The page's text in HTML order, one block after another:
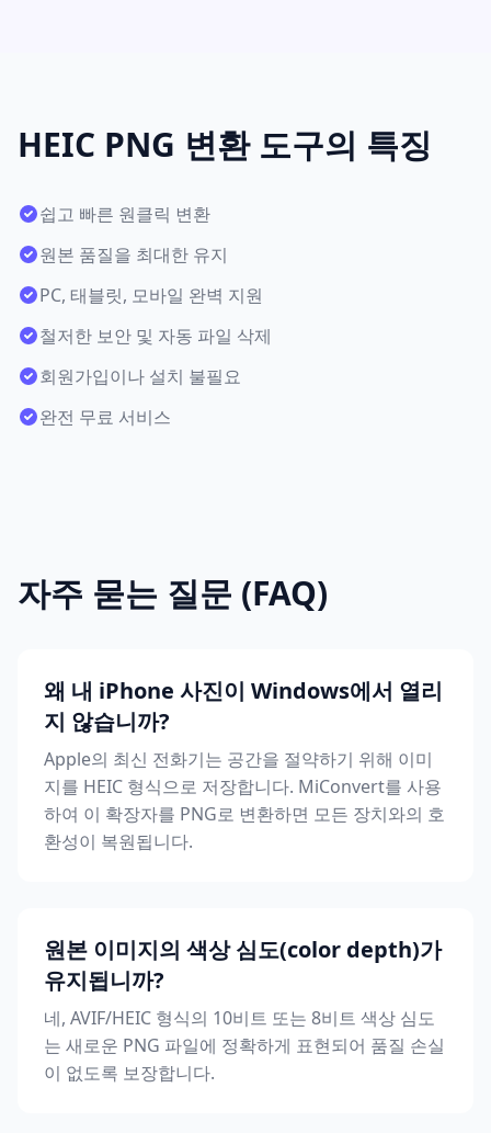
HEIC PNG 변환 도구의 특징
쉽고 빠른 원클릭 변환
원본 품질을 최대한 유지
PC, 태블릿, 모바일 완벽 지원
철저한 보안 및 자동 파일 삭제
회원가입이나 설치 불필요
완전 무료 서비스
자주 묻는 질문 (FAQ)
왜 내 iPhone 사진이 Windows에서 열리
지 않습니까?
Apple의 최신 전화기는 공간을 절약하기 위해 이미
지를 HEIC 형식으로 저장합니다. MiConvert를 사용
하여 이 확장자를 PNG로 변환하면 모든 장치와의 호
환성이 복원됩니다.
원본 이미지의 색상 심도(color depth)가
유지됩니까?
네, AVIF/HEIC 형식의 10비트 또는 8비트 색상 심도
는 새로운 PNG 파일에 정확하게 표현되어 품질 손실
이 없도록 보장합니다.